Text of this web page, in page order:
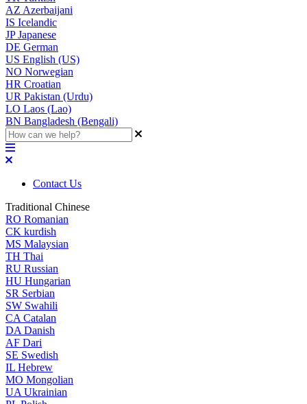
AZ Azerbaijani
IS Icelandic
JPJapanese
DE German
US English (US)
NO Norwegian
HR Croatian
UR Pakistan (Urdu)
LO Laos (Lao)
BN Bangladesh (Bengali)
Contact Us
Traditional Chinese
RO Romanian
CK kurdish
MS Malaysian
TH Thai
RU Russian
HU Hungarian
SR Serbian
SW Swahili
CA Catalan
DA Danish
AF Dari
SE Swedish
IL Hebrew
MO Mongolian
UA Ukrainian